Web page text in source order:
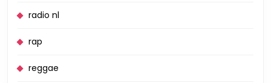
radio nl
rap
reggae